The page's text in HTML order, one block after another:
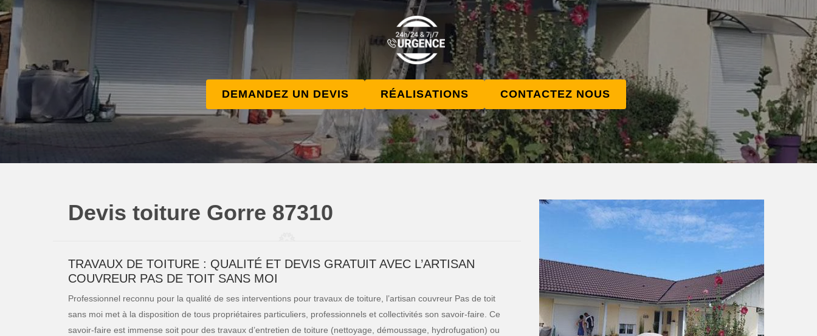
DEMANDEZ UN DEVIS RÉALISATIONS CONTACTEZ NOUS
Devis toiture Gorre 87310
TRAVAUX DE TOITURE : QUALITÉ ET DEVIS GRATUIT AVEC L’ARTISAN
COUVREUR PAS DE TOIT SANS MOI
Professionnel reconnu pour la qualité de ses interventions pour travaux de toiture, l’artisan couvreur Pas de toit
sans moi met à la disposition de tous propriétaires particuliers, professionnels et collectivités son savoir-faire. Ce
savoir-faire est immense soit pour des travaux d’entretien de toiture (nettoyage, démoussage, hydrofugation) ou